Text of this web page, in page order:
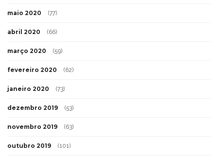
maio 2020 (77)
abril 2020 (66)
março 2020 (59)
fevereiro 2020 (62)
janeiro 2020 (73)
dezembro 2019 (53)
novembro 2019 (63)
outubro 2019 (101)